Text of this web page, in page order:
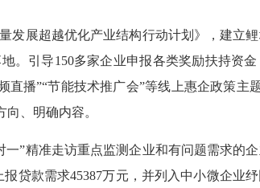
展超越优化产业结构行动计划》，建立
。引导150多家企业申报各类奖励扶持资
播”“节能技术推广会”等线上惠企政策主
向、明确内容。
精准走访重点监测企业和有问题需求的
贷款需求45387万元，并列入中小微企业